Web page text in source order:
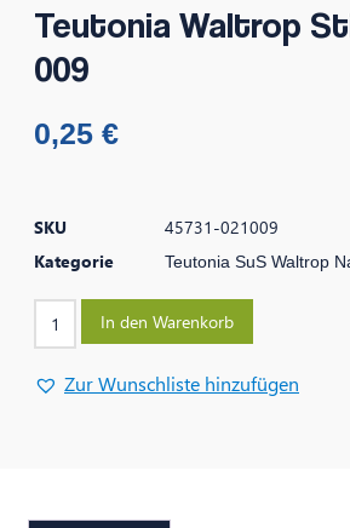
Teutonia Waltrop
009
0,25 €
SKU
45731-021009
Kategorie
Teutonia SuS Waltrop
In den Warenkorb
Zur Wunschliste hinzufügen